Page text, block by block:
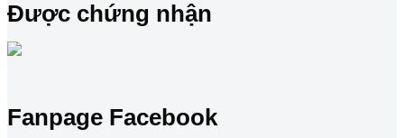
Được chứng nhận
Fanpage Facebook